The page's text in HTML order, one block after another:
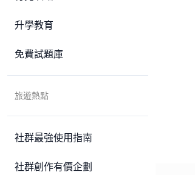
升學教育
免費試題庫
旅遊熱點
社群最強使用指南
社群創作有價企劃